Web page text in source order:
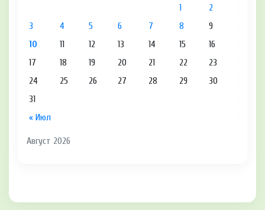
Август 2026
« Июл
1
2
3
4 5 6 7 8
9
10
11 12 13 14 15
16
17
18 19 20 21 22
23
24
25 26 27 28 29
30
31